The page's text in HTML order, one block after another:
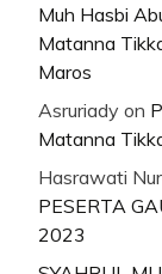
Muh Hasbi
Matanna
Maros
Asruriady on
Matanna
Hasrawati
PESERTA
2023